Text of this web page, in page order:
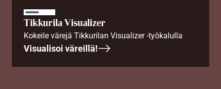
Tikkurila Visualizer
Kokeile värejä Tikkurilan Visualizer -työkalulla
Visualisoi väreillä!